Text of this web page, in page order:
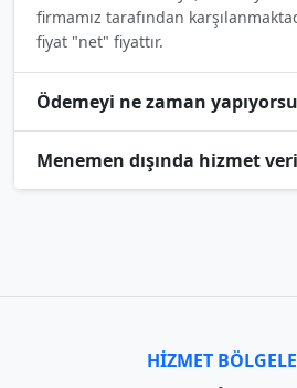
firmamız tarafından
fiyat "net" fiyattır.
Ödemeyi ne zaman
Menemen dışında hizmet
HIZMET